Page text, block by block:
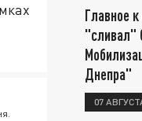
Главное
"сливал"
Днепра"
07